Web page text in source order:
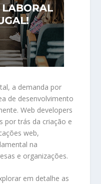
a demanda por
de desenvolvimento
Web developers
por trás da criação e
web,
na
e organizações.
em detalhe as